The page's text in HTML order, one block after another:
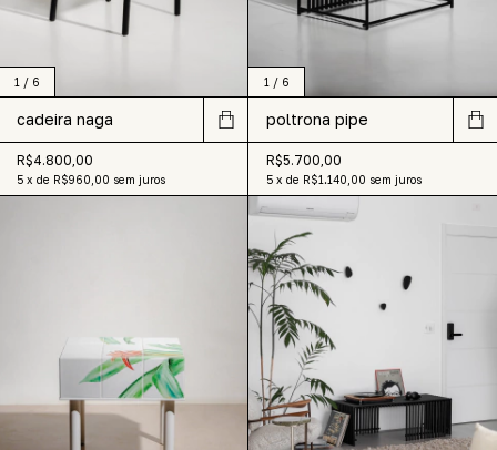
1 / 6
cadeira naga
R$4.800,00
5 x de R$960,00 sem juros
1 / 6
poltrona pipe
R$5.700,00
5 x de R$1.140,00 sem juros